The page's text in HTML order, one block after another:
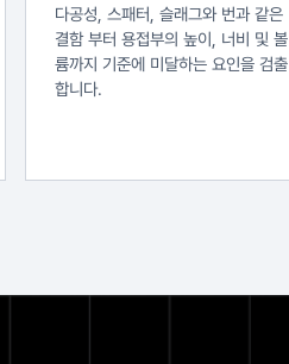
다공성, 스패터, 슬래그와 번과 같은
결함 부터 용접부의 높이, 너비 및 볼
륨까지 기준에 미달하는 요인을 검출
합니다.